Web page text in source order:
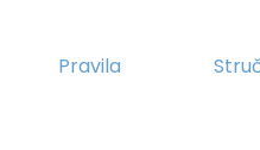
Pravila